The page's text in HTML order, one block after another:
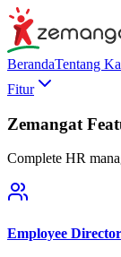
BerandaTentang
Fitur
Zemangat
Complete HR
Employee